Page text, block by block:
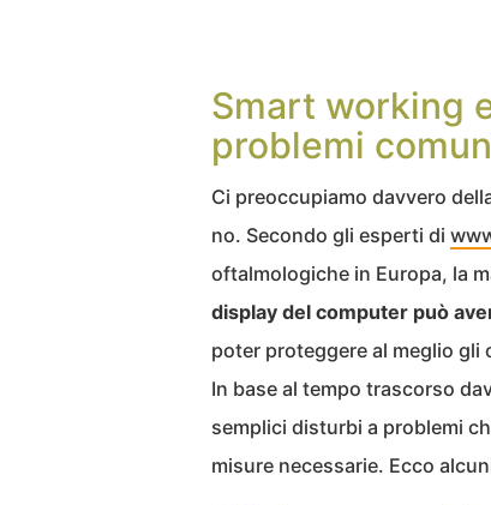
Smart working
problemi
Ci preoccupiamo davvero
no. Secondo gli esperti di
oftalmologiche in Europa, la
display del computer può
poter proteggere al meglio gli
In base al tempo trascorso
semplici disturbi a problemi
misure necessarie. Ecco